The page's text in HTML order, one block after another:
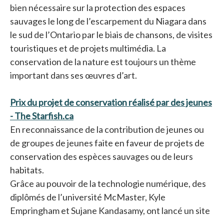
bien nécessaire sur la protection des espaces
sauvages le long de l’escarpement du Niagara dans
le sud de l’Ontario par le biais de chansons, de visites
touristiques et de projets multimédia. La
conservation de la nature est toujours un thème
important dans ses œuvres d’art.
Prix du projet de conservation réalisé par des jeunes
- The Starfish.ca
En reconnaissance de la contribution de jeunes ou
de groupes de jeunes faite en faveur de projets de
conservation des espèces sauvages ou de leurs
habitats.
Grâce au pouvoir de la technologie numérique, des
diplômés de l’université McMaster, Kyle
Empringham et Sujane Kandasamy, ont lancé un site